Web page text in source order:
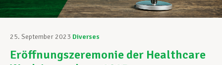
Unterstützung im Arbeitsalltag
Ihre Rechte
25. September 2023 Diverses
Eröffnungszeremonie der Healthcare